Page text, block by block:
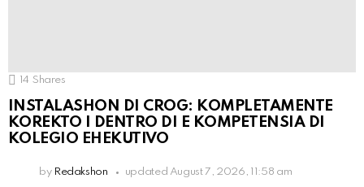
14 Shares
INSTALASHON DI CROG: KOMPLETAMENTE
KOREKTO I DENTRO DI E KOMPETENSIA DI
KOLEGIO EHEKUTIVO
by Redakshon updated August 7, 2026, 11:58 am